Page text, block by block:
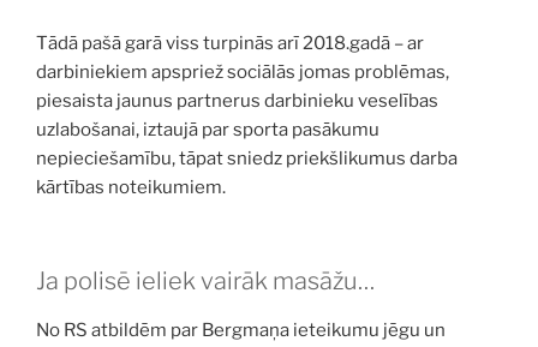
Tādā pašā garā viss turpinās arī 2018.gadā – ar
darbiniekiem apspriež sociālās jomas problēmas,
piesaista jaunus partnerus darbinieku veselības
uzlabošanai, iztaujā par sporta pasākumu
nepieciešamību, tāpat sniedz priekšlikumus darba
kārtības noteikumiem.
Ja polisē ieliek vairāk masāžu…
No RS atbildēm par Bergmaņa ieteikumu jēgu un